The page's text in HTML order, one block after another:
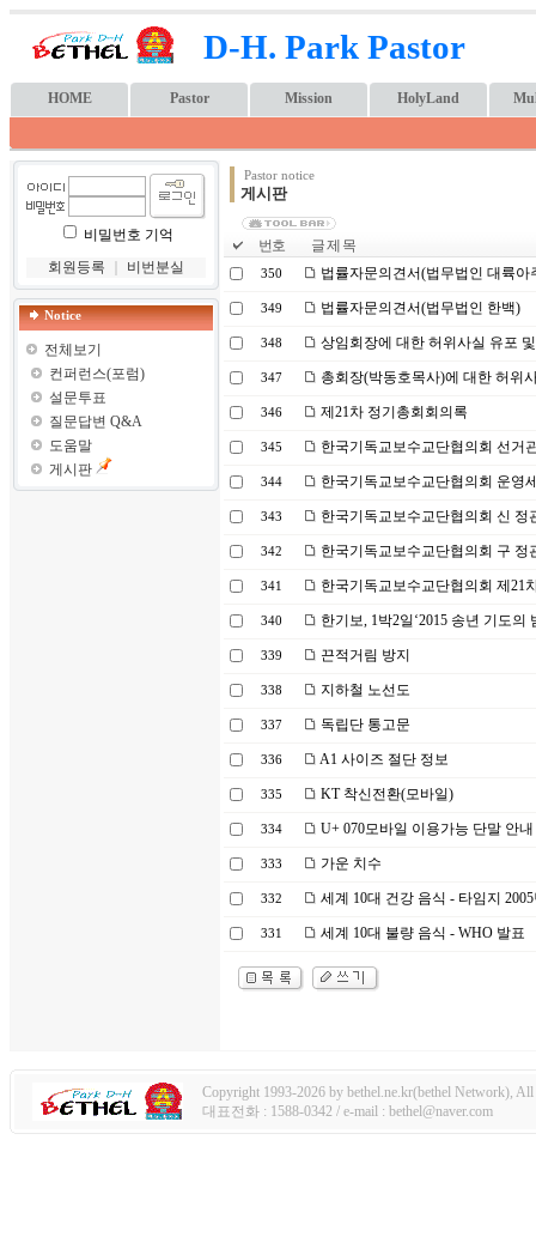
D-H. Park Pastor
HOME Pastor Mission HolyLand
비밀번호 기억
회원등록
비번분실
Notice
전체보기
컨퍼런스(포럼)
설문투표
질문답변 Q&A
도움말
게시판
Pastor notice
게시판
번호 글 제 목
350 법률자문의견서(법무법인 대륙아
349 법률자문의견서(법무법인 한백)
348 상임회장에 대한 허위사실 유포
347 총회장(박동호목사)에 대한 허위
346 제21차 정기총회회의록
345 한국기독교보수교단협의회 선거
344 한국기독교보수교단협의회 운영
343 한국기독교보수교단협의회 신 정
342 한국기독교보수교단협의회 구 정
341 한국기독교보수교단협의회 제21
340 한기보, 1박2일‘2015 송년 기도의
339 끈적거림 방지
338 지하철 노선도
337 독립단 통고문
336 A1 사이즈 절단 정보
335 KT 착신전환(모바일)
334 U+ 070모바일 이용가능 단말 안내
333 가운 치수
332 세계 10대 건강 음식 - 타임지
331 세계 10대 불량 음식 - WHO 발표
Copyright 1993-2026 by bethel.ne.kr(bethel Network), All
대표전화 : 1588-0342 / e-mail : bethel@naver.com